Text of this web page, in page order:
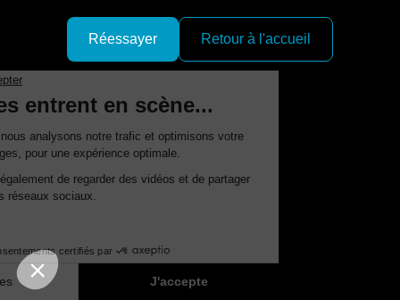
Réessayer Retour à l'accueil